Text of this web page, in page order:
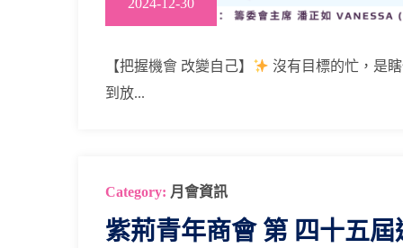
2024-12-30
【把握機會 改變自己】
沒有目標的忙，是
到放...
Category: 月會資訊
紫荊⻘年商會 第 四十五